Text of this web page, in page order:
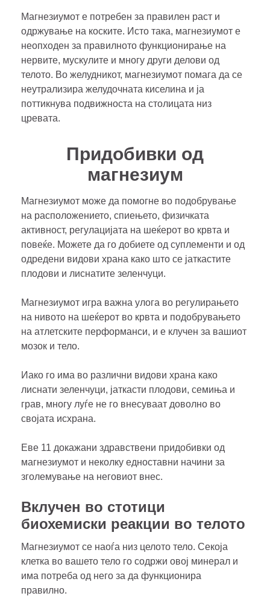
Магнезиумот е потребен за правилен раст и
одржување на коските. Исто така, магнезиумот е
неопходен за правилното функционирање на
нервите, мускулите и многу други делови од
телото. Во желудникот, магнезиумот помага да се
неутрализира желудочната киселина и ја
поттикнува подвижноста на столицата низ
цревата.
Придобивки од
магнезиум
Магнезиумот може да помогне во подобрување
на расположението, спиењето, физичката
активност, регулацијата на шеќерот во крвта и
повеќе. Можете да го добиете од суплементи и од
одредени видови храна како што се јаткастите
плодови и лиснатите зеленчуци.
Магнезиумот игра важна улога во регулирањето
на нивото на шеќерот во крвта и подобрувањето
на атлетските перформанси, и е клучен за вашиот
мозок и тело.
Иако го има во различни видови храна како
лиснати зеленчуци, јаткасти плодови, семиња и
грав, многу луѓе не го внесуваат доволно во
својата исхрана.
Еве 11 докажани здравствени придобивки од
магнезиумот и неколку едноставни начини за
зголемување на неговиот внес.
Вклучен во стотици
биохемиски реакции во телото
Магнезиумот се наоѓа низ целото тело. Секоја
клетка во вашето тело го содржи овој минерал и
има потреба од него за да функционира
правилно.